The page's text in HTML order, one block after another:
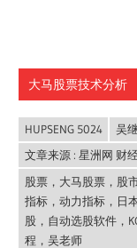
大马股票技术分析
HUPSENG 5024
吴
文章来源 : 星洲网 财
股票，大马股票，股
指标，动力指标，日
股，自动选股软件，
程，吴老师